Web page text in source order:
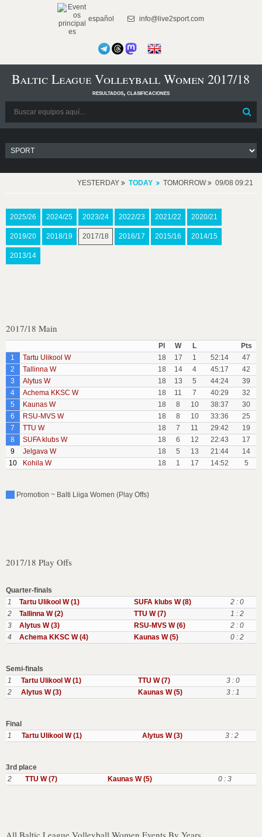
español info@live2sport.com
Baltic League Volleyball Women 2017/18
resultados, clasificaciones
YESTERDAY TODAY TOMORROW 09/08 09:21
2025/26 2024/25 2023/24 2022/23 2021/22 2020/21
2019/20 2018/19 2017/18 2016/17 2015/16 2014/15
2013/14
2017/18 Main
Pl W L
Pts
1
Tartu Ulikool W 18 17 1 52:14
47
2
Tallinna W 18 14 4 45:17
42
3
Alytus W 18 13 5 44:24
39
4
Achema KKSC W 18 11 7 40:29
32
5
Kaunas W 18 8 10 38:37
30
6
RSU-MVS W 18 8 10 33:36
25
7
TTU W 18 7 11 29:42
19
8
SUFA klubs W 18 6 12 22:43
17
9
Jelgava W 18 5 13 21:44
14
10
Kohila W 18 1 17 14:52 5
Promotion ~ Balti Liiga Women (Play Offs)
2017/18 Play Offs
Quarter-finals
1
Tartu Ulikool W (1) SUFA klubs W (8)
2 : 0
2
Tallinna W (2) TTU W (7)
1 : 2
3
Alytus W (3) RSU-MVS W (6)
2 : 0
4
Achema KKSC W (4) Kaunas W (5) 0 : 2
Semi-finals
1
Tartu Ulikool W (1) TTU W (7)
3 : 0
2
Alytus W (3) Kaunas W (5) 3 : 1
Final
1
Tartu Ulikool W (1) Alytus W (3) 3 : 2
3rd place
2
TTU W (7) Kaunas W (5) 0 : 3
All Baltic League Volleyball Women Events By Years